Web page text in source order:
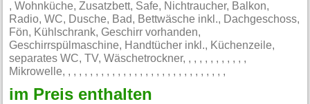
, Wohnküche, Zusatzbett, Safe, Nichtraucher, Balkon,
Radio, WC, Dusche, Bad, Bettwäsche inkl., Dachgeschoss,
Fön, Kühlschrank, Geschirr vorhanden,
Geschirrspülmaschine, Handtücher inkl., Küchenzeile,
separates WC, TV, Wäschetrockner, , , , , , , , , , , ,
Mikrowelle, , , , , , , , , , , , , , , , , , , , , , , , , , , , , ,
im Preis enthalten